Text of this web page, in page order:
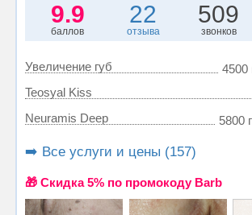
9.9
баллов
22
отзыва
509
звонков
Увеличение губ
4500
Teosyal Kiss
Neuramis Deep
5800
➡️ Все услуги и цены (157)
🎁 Cкидка 5% по промокоду Barb